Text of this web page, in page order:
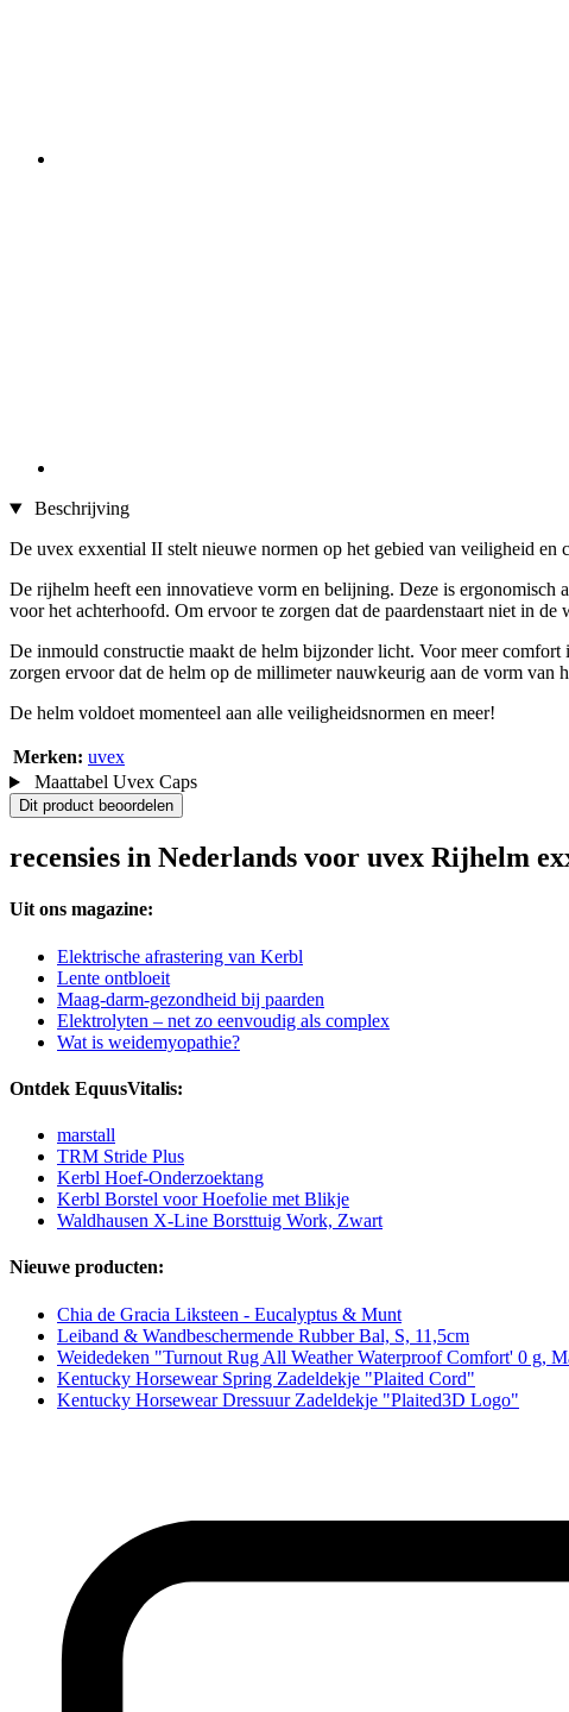
Beschrijving
De uvex exxential II stelt nieuwe normen op het gebied van veiligheid
De rijhelm heeft een innovatieve vorm en belijning. Deze is ergonomisch
voor het achterhoofd. Om ervoor te zorgen dat de paardenstaart niet in de
De inmould constructie maakt de helm bijzonder licht. Voor meer
zorgen ervoor dat de helm op de millimeter nauwkeurig aan de vorm van
De helm voldoet momenteel aan alle veiligheidsnormen en meer!
Merken: uvex
Maattabel Uvex Caps
Dit product beoordelen
recensies in Nederlands voor uvex Rijhelm
Uit ons magazine:
Elektrische afrastering van Kerbl
Lente ontbloeit
Maag-darm-gezondheid bij paarden
Elektrolyten – net zo eenvoudig als complex
Wat is weidemyopathie?
Ontdek EquusVitalis:
marstall
TRM Stride Plus
Kerbl Hoef-Onderzoektang
Kerbl Borstel voor Hoefolie met Blikje
Waldhausen X-Line Borsttuig Work, Zwart
Nieuwe producten:
Chia de Gracia Liksteen - Eucalyptus & Munt
Leiband & Wandbeschermende Rubber Bal, S, 11,5cm
Weidedeken "Turnout Rug All Weather Waterproof Comfort' 0 g,
Kentucky Horsewear Spring Zadeldekje "Plaited Cord"
Kentucky Horsewear Dressuur Zadeldekje "Plaited3D Logo"